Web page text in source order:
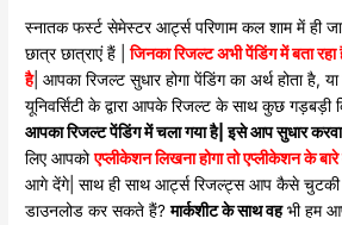
स्नातक फर्स्ट सेमेस्टर आर्ट्स परिणाम कल शाम में ही
छात्र छात्राएं हैं |जिनका रिजल्ट अभी पेंडिंग में बता
है| आपका रिजल्ट सुधार होगा पेंडिंग का अर्थ होता है, या
यूनिवर्सिटी के द्वारा आपके रिजल्ट के साथ कुछ गड़बड़ी
आपका रिजल्ट पेंडिंग में चला गया है| इसे आप सुधार करवा
लिए आपकोएप्लीकेशन लिखना होगा तो एप्लीकेशन के
आगे देंगे| साथ ही साथ आर्ट्स रिजल्ट्स आप कैसे चुटकी
डाउनलोड कर सकते हैं?मार्कशीट के साथ वहभी हम